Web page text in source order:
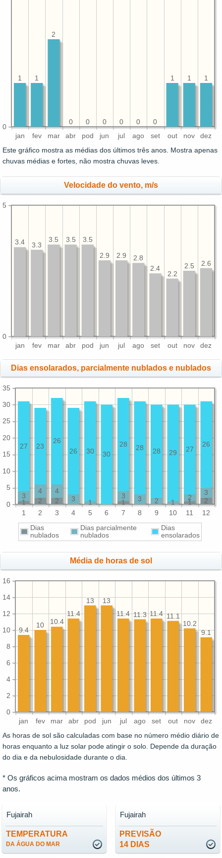
jan fev mar abr pod jun jul ago set out nov dez
0
1
1
1
0
0
0
0
0
0
2
1
1
Este gráfico mostra as médias dos últimos três anos. Mostra apenas
chuvas médias e fortes, não mostra chuvas leves.
Velocidade do vento, m/s
jan fev mar abr pod jun jul ago set out nov dez
0
5
2.6
2.5
2.2
2.4
2.8
2.9
2.9
3.5
3.5
3.5
3.3
3.4
Dias ensolarados, parcialmente nublados e nublados
1 2 3 4 5 6 7 8 9 10 11 12
0
5
10
15
20
25
30
35
2
1
1
2
2
1
3
2
1
2
3
3
1
3
4
4
3
26
27
29
28
28
28
30
30
26
26
23
27
Dias
nublados
Dias parcialmente
nublados
Dias
ensolarados
Média de horas de sol
jan fev mar abr pod jun jul ago set out nov dez
0
2
4
6
8
10
12
14
16
9.1
10.2
11.1
11.4
11.3
11.4
13
13
11.4
10.4
10
9.4
As horas de sol são calculadas com base no número médio diário de
horas enquanto a luz solar pode atingir o solo. Depende da duração
do dia e da nebulosidade durante o dia.
* Os gráficos acima mostram os dados médios dos últimos 3
anos.
TEMPERATURA
DA ÁGUA DO MAR
Fujairah
PREVISÃO
14 DIAS
Fujairah